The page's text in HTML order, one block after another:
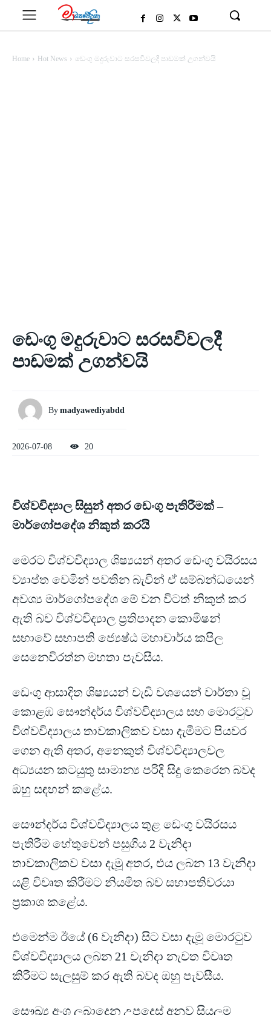
Home Hot News ඩෙංගු මදුරුවාට සරසවිවලදී පාඩමක් උගන්වයි
ඩෙංගු මදුරුවාට සරසවිවලදී
පාඩමක් උගන්වයි
By madyawediyabdd
2026-07-08 20
විශ්වවිද්‍යාල සිසුන් අතර ඩෙංගු පැතිරීමක් –
මාර්ගෝපදේශ නිකුත් කරයි
මෙරට විශ්වවිද්‍යාල ශිෂ්‍යයන් අතර ඩෙංගු වයිරසය
ව්‍යාප්ත වෙමින් පවතින බැවින් ඒ සම්බන්ධයෙන්
අවශ්‍ය මාර්ගෝපදේශ මේ වන විටත් නිකුත් කර
ඇති බව විශ්වවිද්‍යාල ප්‍රතිපාදන කොමිෂන්
සභාවේ සභාපති ජ්‍යෙෂ්ඨ මහාචාර්ය කපිල
සෙනෙවිරත්න මහතා පැවසීය.
ඩෙංගු ආසාදිත ශිෂ්‍යයන් වැඩි වශයෙන් වාර්තා වූ
කොළඹ සෞන්දර්ය විශ්වවිද්‍යාලය සහ මොරටුව
විශ්වවිද්‍යාලය තාවකාලිකව වසා දැමීමට පියවර
ගෙන ඇති අතර, අනෙකුත් විශ්වවිද්‍යාලවල
අධ්‍යයන කටයුතු සාමාන්‍ය පරිදි සිදු කෙරෙන බවද
ඔහු සඳහන් කළේය.
සෞන්දර්ය විශ්වවිද්‍යාලය තුළ ඩෙංගු වයිරසය
පැතිරීම හේතුවෙන් පසුගිය 2 වැනිදා
තාවකාලිකව වසා දැමූ අතර, එය ලබන 13 වැනිදා
යළි විවෘත කිරීමට නියමිත බව සභාපතිවරයා
ප්‍රකාශ කළේය.
එමෙන්ම ඊයේ (6 වැනිදා) සිට වසා දැමූ මොරටුව
විශ්වවිද්‍යාලය ලබන 21 වැනිදා නැවත විවෘත
කිරීමට සැලසුම් කර ඇති බවද ඔහු පැවසීය.
සෞඛ්‍ය අංශ ලබාදෙන උපදෙස් අනුව සියලුම